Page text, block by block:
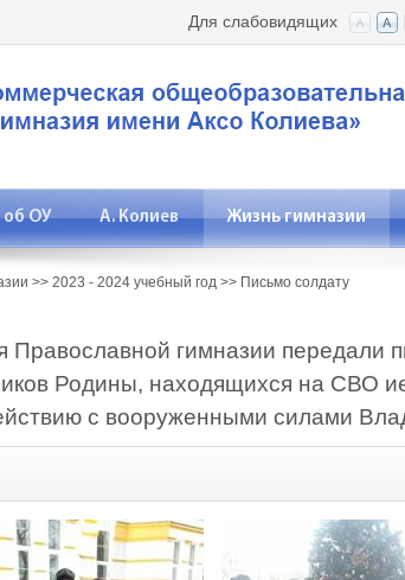
Для слабовидящих
об ОУ А. Колиев Жизнь гимназии
>> 2023 - 2024 учебный год >> Письмо солдату
Православной гимназии передали
Родины, находящихся на СВО
с вооруженными силами